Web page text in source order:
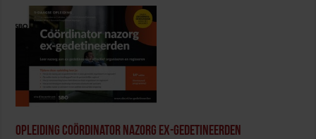
Opleiding Coördinator nazorg ex-gedetineerden